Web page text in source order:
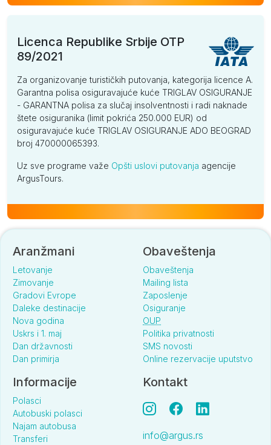
Licenca Republike Srbije OTP
89/2021
Za organizovanje turističkih putovanja, kategorija licence A.
Garantna polisa osiguravajuće kuće TRIGLAV OSIGURANJE
- GARANTNA polisa za slučaj insolventnosti i radi naknade
štete osiguranika (limit pokrića 250.000 EUR) od
osiguravajuće kuće TRIGLAV OSIGURANJE ADO BEOGRAD
broj 470000065393.
Uz sve programe važe Opšti uslovi putovanja agencije
ArgusTours.
Aranžmani
Letovanje
Zimovanje
Gradovi Evrope
Daleke destinacije
Nova godina
Uskrs i 1. maj
Dan državnosti
Dan primirja
Obaveštenja
Obaveštenja
Mailing lista
Zaposlenje
Osiguranje
OUP
Politika privatnosti
SMS novosti
Online rezervacije uputstvo
Informacije
Polasci
Autobuski polasci
Najam autobusa
Transferi
Kontakt
info@argus.rs